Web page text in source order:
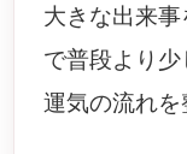
大きな出来
で普段より少
運気の流れを